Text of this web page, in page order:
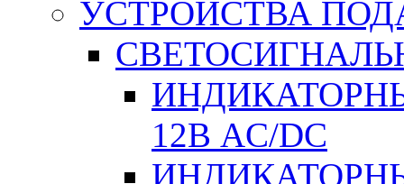
УСТРОЙСТВА
12В AC/DC